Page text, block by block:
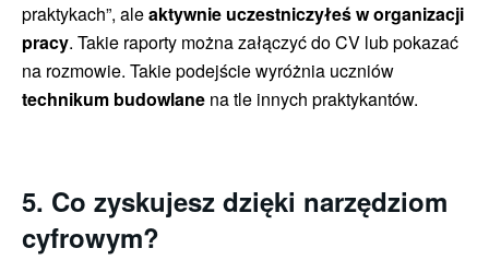
praktykach”, aleaktywnie uczestniczyłeś w organizacji
pracy. Takie raporty można załączyć do CV lub pokazać
na rozmowie. Takie podejście wyróżnia uczniów
technikum budowlane na tle innych praktykantów.
5. Co zyskujesz dzięki narzędziom
cyfrowym?